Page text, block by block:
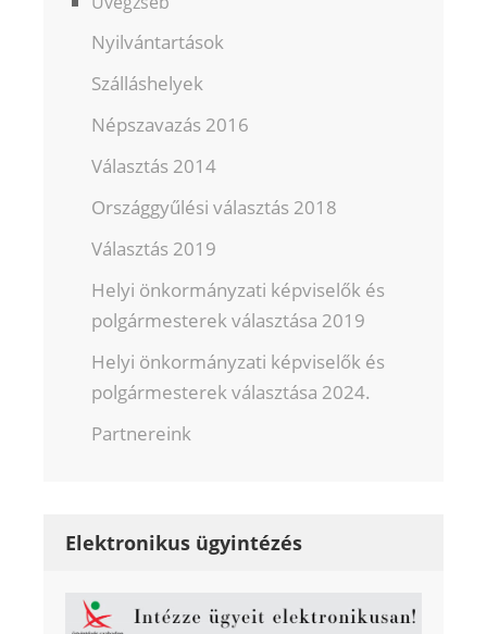
Nyilvántartások
Szálláshelyek
Népszavazás 2016
Választás 2014
Országgyűlési választás 2018
Választás 2019
Helyi önkormányzati képviselők és
polgármesterek választása 2019
Helyi önkormányzati képviselők és
polgármesterek választása 2024.
Partnereink
Elektronikus ügyintézés